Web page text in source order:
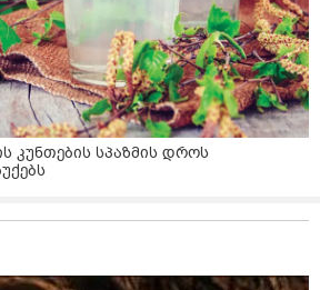
კუნთების სპაზმის დროს